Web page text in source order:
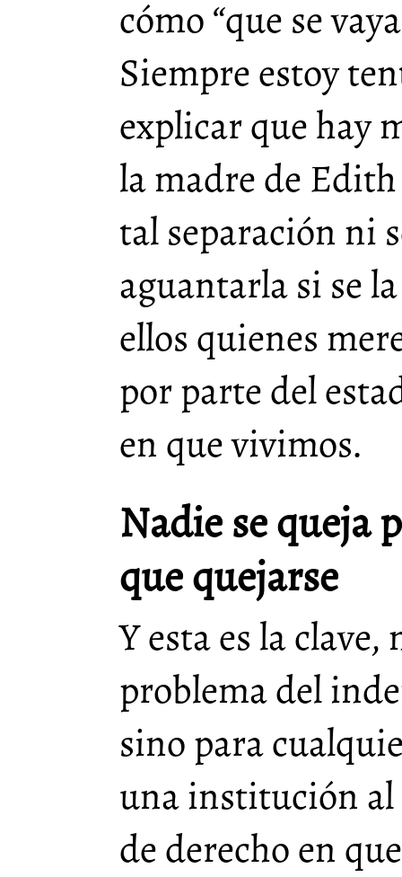
cómo “que se
Siempre estoy
explicar que hay
la madre de
tal separación ni
aguantarla si se
ellos quienes
por parte del
en que vivimos.
Nadie se queja
que quejarse
Y esta es la clave,
problema del
sino para
una institución
de derecho en